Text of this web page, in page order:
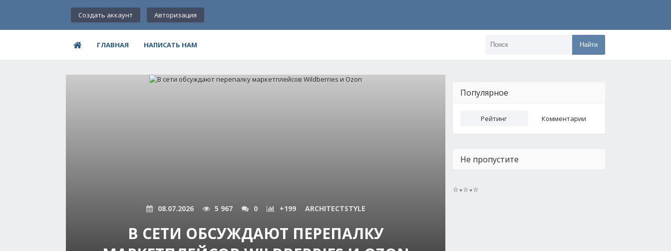
Создать аккаунт Авторизация
ГЛАВНАЯ НАПИСАТЬ НАМ Найти
08.07.2026 5 967 0 +199 ARCHITECTSTYLE
В СЕТИ ОБСУЖДАЮТ ПЕРЕПАЛКУ
Популярное
Рейтинг Комментарии
Не пропустите
☆∘☆∘☆